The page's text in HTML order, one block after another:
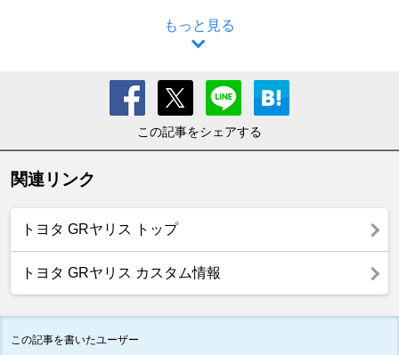
もっと見る
この記事をシェアする
関連リンク
トヨタ GRヤリス トップ
トヨタ GRヤリス カスタム情報
この記事を書いたユーザー